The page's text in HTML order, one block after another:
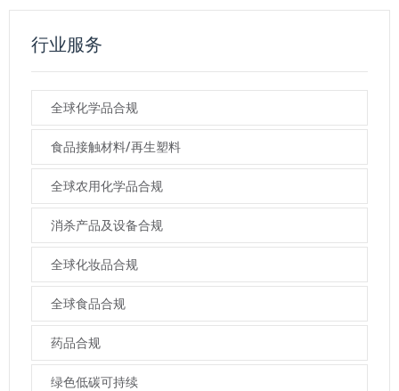
行业服务
全球化学品合规
食品接触材料/再生塑料
全球农用化学品合规
消杀产品及设备合规
全球化妆品合规
全球食品合规
药品合规
绿色低碳可持续